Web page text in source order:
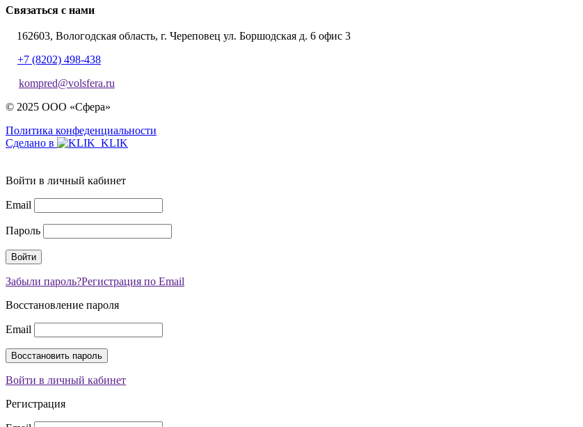
Связаться с нами
162603, Вологодская область, г. Череповец ул. Боршодская д. 6 офис 3
+7 (8202) 498-438
kompred@volsfera.ru
© 2025 ООО «Сфера»
Политика конфеденциальности
Сделано в
Войти в личный кабинет
Email
Пароль
Забыли пароль?Регистрация по Email
Восстановление пароля
Email
Войти в личный кабинет
Регистрация